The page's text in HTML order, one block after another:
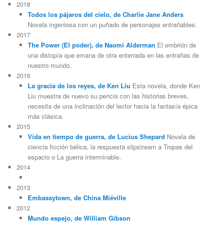
2018
Todos los pájaros del cielo, de Charlie Jane Anders
Novela ingeniosa con un puñado de personajes entrañables.
2017
The Power (El poder), de Naomi Alderman El embrión de
una distopía que emana de otra enterrada en las entrañas de
nuestro mundo.
2016
La gracia de los reyes, de Ken Liu Esta novela, donde Ken
Liu muestra de nuevo su pericia con las historias breves,
necesita de una inclinación del lector hacia la fantasía épica
más clásica.
2015
Vida en tiempo de guerra, de Lucius Shepard Novela de
ciencia ficción bélica, la respuesta slipstream a Tropas del
espacio o La guerra interminable.
2014
2013
Embassytown, de China Miéville
2012
Mundo espejo, de William Gibson